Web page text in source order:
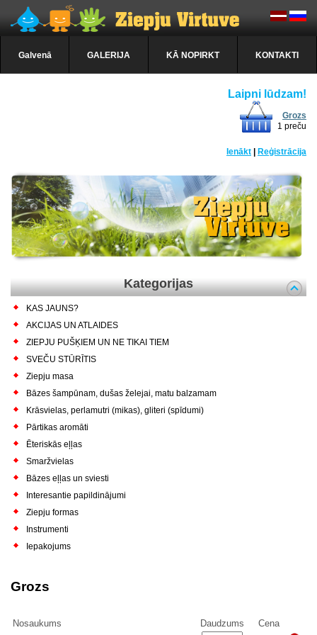
Galvenā GALERIJA KĀ NOPIRKT KONTAKTI
Laipni lūdzam!
Grozs
1 preču
Ienākt Reģistrācija
Kategorijas
KAS JAUNS?
AKCIJAS UN ATLAIDES
ZIEPJU PUŠĶIEM UN NE TIKAI TIEM
SVEČU STŪRĪTIS
Ziepju masa
Bāzes šampūnam, dušas želejai, matu balzamam
Krāsvielas, perlamutri (mikas), gliteri (spīdumi)
Pārtikas aromāti
Ēteriskās eļļas
Smaržvielas
Bāzes eļļas un sviesti
Interesantie papildinājumi
Ziepju formas
Instrumenti
Iepakojums
Grozs
Nosaukums Daudzums
Cena